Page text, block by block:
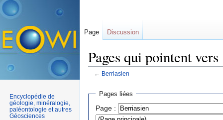
Pages qui pointent
← Berriasien
Pages liées
Page :
Page Discussion
Encyclopédie de
géologie, minéralogie,
paléontologie et autres
Géosciences